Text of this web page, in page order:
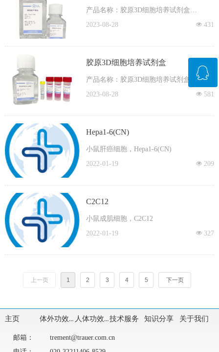
产品名称：胶原3D细胞培养试剂盒
货号：TMcol2D-10/TMcol2D-100
넶 431
2023-08-28
胶原3D细胞培养试剂盒
产品名称：胶原3D细胞培养试剂盒
货号：TMcol3D-10/TMcol3D-100
넶 581
2023-08-28
Hepa1-6(CN)
小鼠肝癌细胞，Hepa1-6(CN)
넶 209
2022-01-19
C2C12
小鼠成肌细胞，C2C12
넶 327
2022-01-19
上一页 1 2 3 4 5 下一页
主页 体外功效评价 人体功效评价技术服务 知识分享 关于我们
邮箱：
trement@trauer.com.cn
ꁗ